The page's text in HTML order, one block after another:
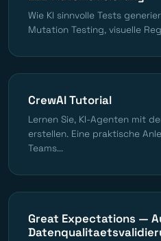
Wie KI sinnvolle Tests
Mutation Testing, visuelle
CrewAI Tutorial
Lernen Sie, KI-Agenten mit
erstellen. Eine praktische
Teams...
Great Expectations —